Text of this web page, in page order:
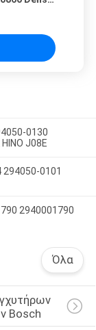
0130
J08E
294050-0101
2940001790
Όλα
Bosch